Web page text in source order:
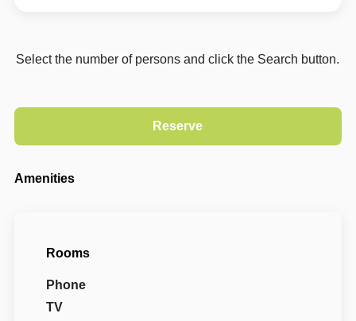
Select the number of persons and click the Search button.
Amenities
Rooms
Phone
TV